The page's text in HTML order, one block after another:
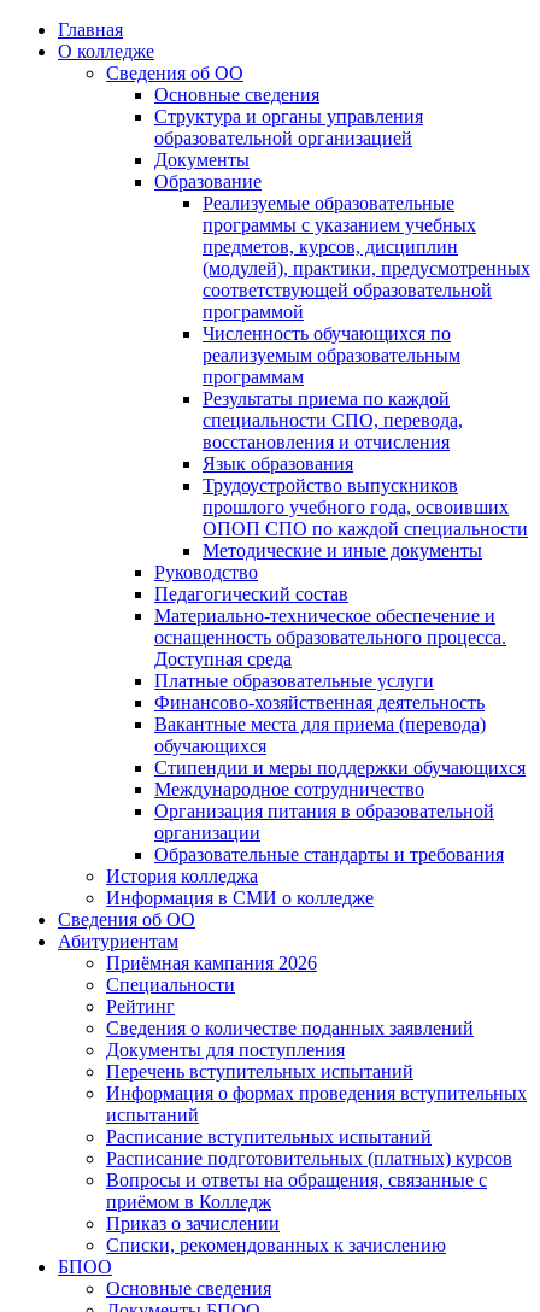
Главная
О колледже
Сведения об ОО
Основные сведения
Структура и органы управления
образовательной организацией
Документы
Образование
Реализуемые образовательные
программы с указанием учебных
предметов, курсов, дисциплин
(модулей), практики, предусмотренных
соответствующей образовательной
программой
Численность обучающихся по
реализуемым образовательным
программам
Результаты приема по каждой
специальности СПО, перевода,
восстановления и отчисления
Язык образования
Трудоустройство выпускников
прошлого учебного года, освоивших
ОПОП СПО по каждой специальности
Методические и иные документы
Руководство
Педагогический состав
Материально-техническое обеспечение и
оснащенность образовательного процесса.
Доступная среда
Платные образовательные услуги
Финансово-хозяйственная деятельность
Вакантные места для приема (перевода)
обучающихся
Стипендии и меры поддержки обучающихся
Международное сотрудничество
Организация питания в образовательной
организации
Образовательные стандарты и требования
История колледжа
Информация в СМИ о колледже
Сведения об ОО
Абитуриентам
Приёмная кампания 2026
Специальности
Рейтинг
Сведения о количестве поданных заявлений
Документы для поступления
Перечень вступительных испытаний
Информация о формах проведения вступительных
испытаний
Расписание вступительных испытаний
Расписание подготовительных (платных) курсов
Вопросы и ответы на обращения, связанные с
приёмом в Колледж
Приказ о зачислении
Списки, рекомендованных к зачислению
БПОО
Основные сведения